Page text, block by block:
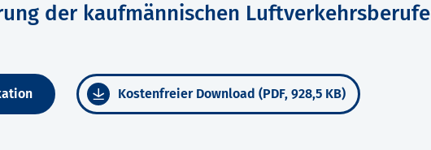
der kaufmännischen Luftverkehrsberufe
Kostenfreier Download (PDF, 928,5 KB)